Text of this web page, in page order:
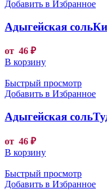
Добавить в Избранное
Адыгейская
от 46 ₽
В корзину
Быстрый просмотр
Добавить в Избранное
Адыгейская
от 46 ₽
В корзину
Быстрый просмотр
Добавить в Избранное